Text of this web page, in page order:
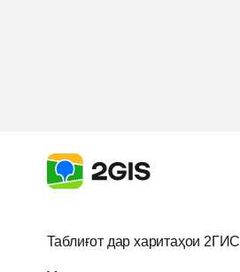
Таблиғот дар харитаҳои 2ГИС